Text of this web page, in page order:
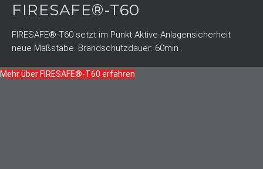
FIRESAFE®-T60
FIRESAFE®-T60 setzt im Punkt Aktive Anlagensicherheit
neue Maßstäbe. Brandschutzdauer: 60min .
Mehr über FIRESAFE®-T60 erfahren